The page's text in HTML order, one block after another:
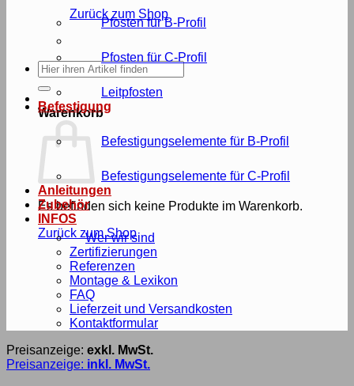
Zurück zum Shop
Suche
nach:
Warenkorb
Es befinden sich keine Produkte im Warenkorb.
Zurück zum Shop
Pfosten für B-Profil
Pfosten für C-Profil
Leitpfosten
Befestigung
Befestigungselemente für B-Profil
Befestigungselemente für C-Profil
Anleitungen
Zubehör
INFOS
Wer wir sind
Zertifizierungen
Referenzen
Montage & Lexikon
FAQ
Lieferzeit und Versandkosten
Kontaktformular
Preisanzeige: exkl. MwSt.
Preisanzeige: inkl. MwSt.